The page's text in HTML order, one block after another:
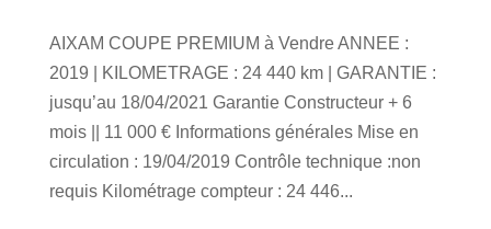
AIXAM COUPE PREMIUM à Vendre ANNEE :
2019 | KILOMETRAGE : 24 440 km | GARANTIE :
jusqu’au 18/04/2021 Garantie Constructeur + 6
mois || 11 000 € Informations générales Mise en
circulation : 19/04/2019 Contrôle technique :non
requis Kilométrage compteur : 24 446...